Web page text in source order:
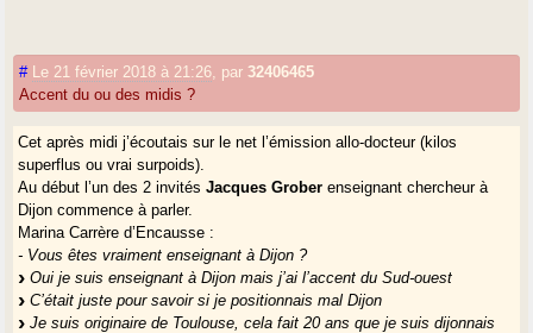
# Le 21 février 2018 à 21:26 par32406465
Accent du ou des midis ?
Cet après midi j’écoutais sur le net l’émission allo-docteur (kilos
superflus ou vrai surpoids).
Au début l’un des 2 invitésJacques Grober enseignant chercheur à
Dijon commence à parler.
Marina Carrère d’Encausse :
- Vous êtes vraiment enseignant à Dijon ?
Oui je suis enseignant à Dijon mais j’ai l’accent du Sud-ouest
C’était juste pour savoir si je positionnais mal Dijon
Je suis originaire de Toulouse, cela fait 20 ans que je suis dijonnais